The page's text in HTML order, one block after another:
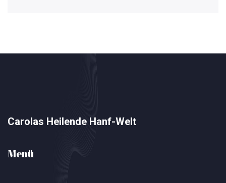
Carolas Heilende Hanf-Welt
Menü